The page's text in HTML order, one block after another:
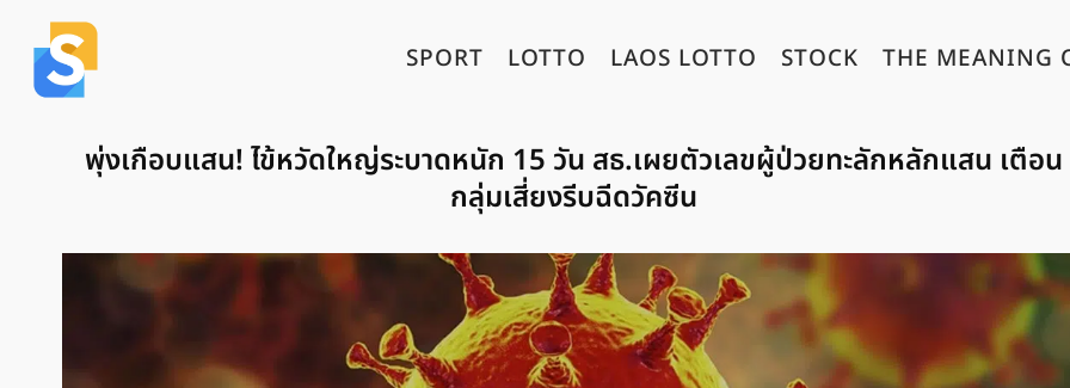
SPORT LOTTO LAOS LOTTO STOCK THE MEANING
พุ่งเกือบแสน! ไข้หวัดใหญ่ระบาดหนัก 15 วัน สธ.เผยตัวเลขผู้ป่วยทะลักหลักแสน เตือน
กลุ่มเสี่ยงรีบฉีดวัคซีน